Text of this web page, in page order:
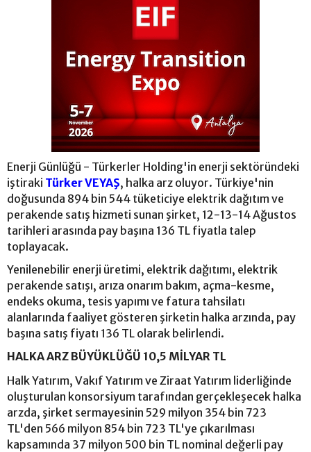
Enerji Günlüğü - Türkerler Holding'in enerji sektöründeki
iştiraki Türker VEYAŞ, halka arz oluyor. Türkiye'nin
doğusunda 894 bin 544 tüketiciye elektrik dağıtım ve
perakende satış hizmeti sunan şirket, 12-13-14 Ağustos
tarihleri arasında pay başına 136 TL fiyatla talep
toplayacak.
Yenilenebilir enerji üretimi, elektrik dağıtımı, elektrik
perakende satışı, arıza onarım bakım, açma-kesme,
endeks okuma, tesis yapımı ve fatura tahsilatı
alanlarında faaliyet gösteren şirketin halka arzında, pay
başına satış fiyatı 136 TL olarak belirlendi.
HALKA ARZ BÜYÜKLÜĞÜ 10,5 MİLYAR TL
Halk Yatırım, Vakıf Yatırım ve Ziraat Yatırım liderliğinde
oluşturulan konsorsiyum tarafından gerçekleşecek halka
arzda, şirket sermayesinin 529 milyon 354 bin 723
TL'den 566 milyon 854 bin 723 TL'ye çıkarılması
kapsamında 37 milyon 500 bin TL nominal değerli pay